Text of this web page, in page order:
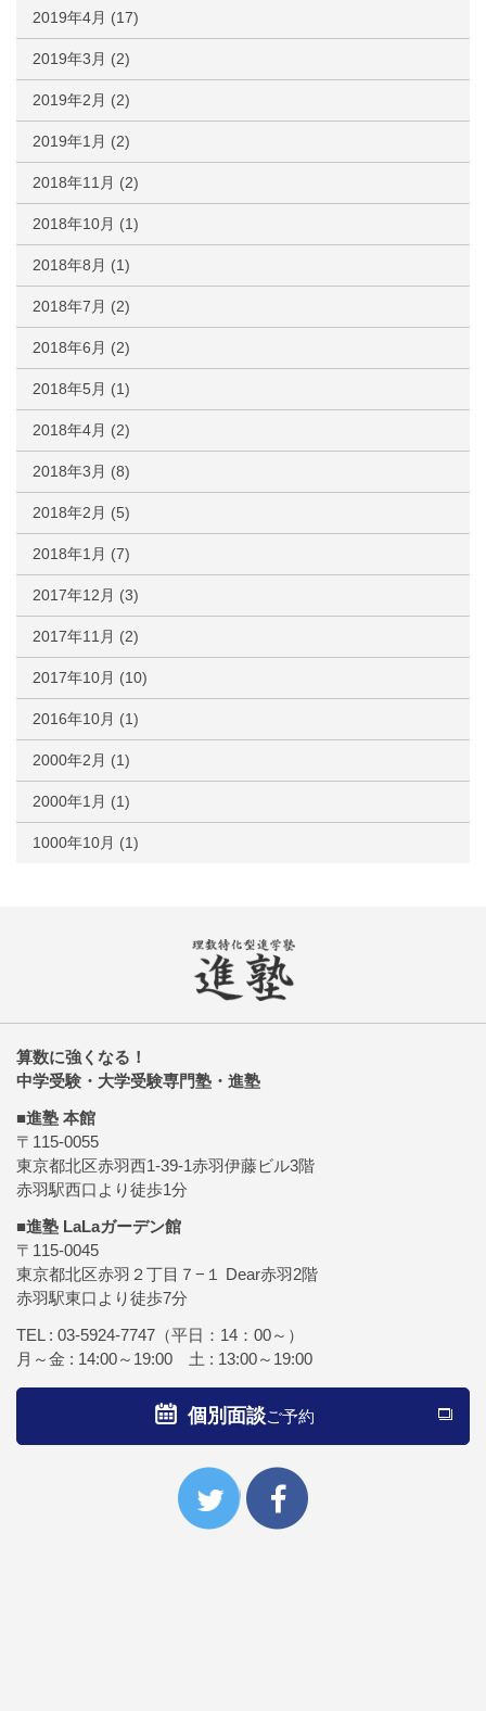
2019年4月 (17)
2019年3月 (2)
2019年2月 (2)
2019年1月 (2)
2018年11月 (2)
2018年10月 (1)
2018年8月 (1)
2018年7月 (2)
2018年6月 (2)
2018年5月 (1)
2018年4月 (2)
2018年3月 (8)
2018年2月 (5)
2018年1月 (7)
2017年12月 (3)
2017年11月 (2)
2017年10月 (10)
2016年10月 (1)
2000年2月 (1)
2000年1月 (1)
1000年10月 (1)
算数に強くなる！
中学受験・大学受験専門塾・進塾
■進塾 本館
〒115-0055
東京都北区赤羽西1-39-1赤羽伊藤ビル3階
赤羽駅西口より徒歩1分
■進塾 LaLaガーデン館
〒115-0045
東京都北区赤羽２丁目７−１ Dear赤羽2階
赤羽駅東口より徒歩7分
TEL : 03-5924-7747 （平日：14：00～）
月～金 : 14:00～19:00 土 : 13:00～19:00
個別面談ご予約